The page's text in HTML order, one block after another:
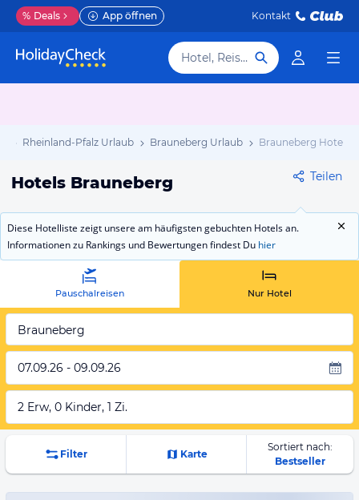
% Deals App öffnen Kontakt
Hotel, Reiseziel
Rheinland-Pfalz Urlaub Brauneberg Urlaub Brauneberg Hotels
Hotels Brauneberg Teilen
Diese Hotelliste zeigt unsere am häufigsten gebuchten Hotels an.
Informationen zu Rankings und Bewertungen findest Du hier
Pauschalreisen Nur Hotel
Brauneberg
07.09.26 - 09.09.26
2 Erw, 0 Kinder, 1 Zi.
Filter Karte
Sortiert nach:
Bestseller